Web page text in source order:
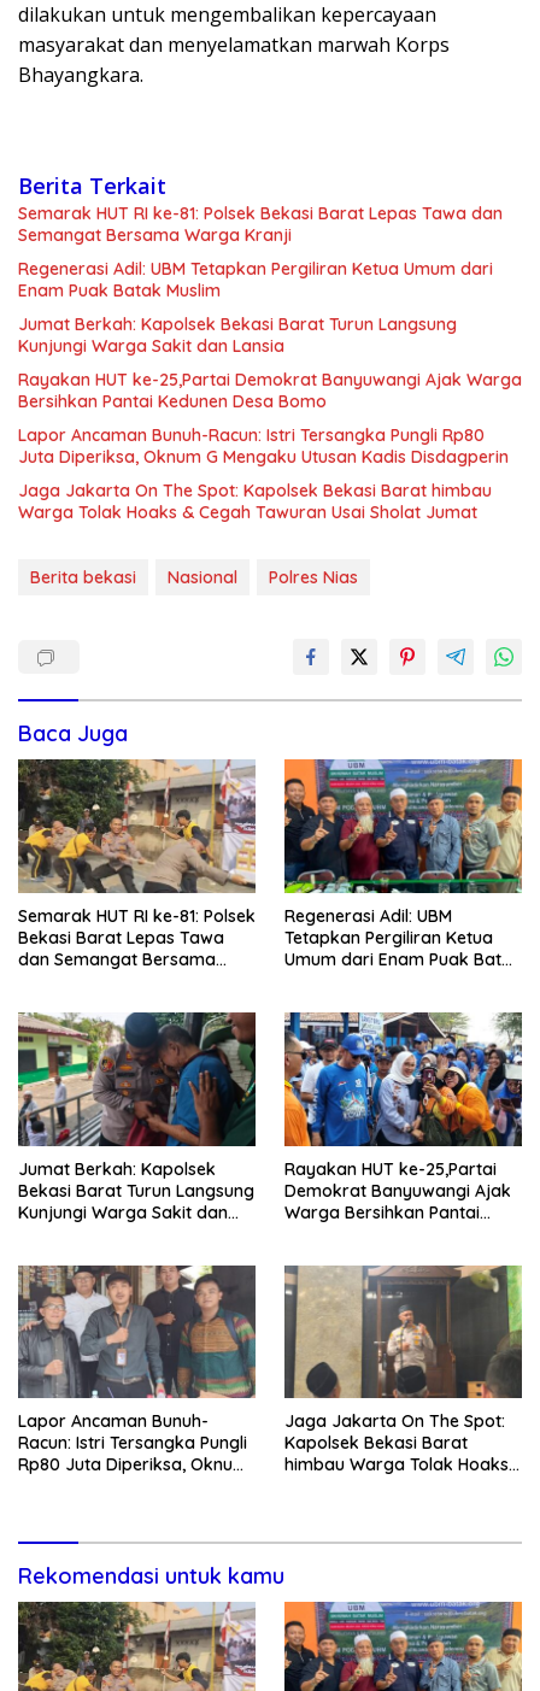
dilakukan untuk mengembalikan kepercayaan
masyarakat dan menyelamatkan marwah Korps
Bhayangkara.
Berita Terkait
Semarak HUT RI ke-81: Polsek Bekasi Barat Lepas Tawa dan
Semangat Bersama Warga Kranji
Regenerasi Adil: UBM Tetapkan Pergiliran Ketua Umum dari
Enam Puak Batak Muslim
Jumat Berkah: Kapolsek Bekasi Barat Turun Langsung
Kunjungi Warga Sakit dan Lansia
Rayakan HUT ke-25,Partai Demokrat Banyuwangi Ajak Warga
Bersihkan Pantai Kedunen Desa Bomo
Lapor Ancaman Bunuh-Racun: Istri Tersangka Pungli Rp80
Juta Diperiksa, Oknum G Mengaku Utusan Kadis Disdagperin
Jaga Jakarta On The Spot: Kapolsek Bekasi Barat himbau
Warga Tolak Hoaks & Cegah Tawuran Usai Sholat Jumat
Berita bekasi Nasional Polres Nias
Baca Juga
Semarak HUT RI ke-81: Polsek
Bekasi Barat Lepas Tawa
dan Semangat Bersama
Regenerasi Adil: UBM
Tetapkan Pergiliran Ketua
Umum dari Enam Puak Batak
Jumat Berkah: Kapolsek
Bekasi Barat Turun Langsung
Kunjungi Warga Sakit dan
Rayakan HUT ke-25,Partai
Demokrat Banyuwangi Ajak
Warga Bersihkan Pantai
Lapor Ancaman Bunuh-
Racun: Istri Tersangka Pungli
Rp80 Juta Diperiksa, Oknum
Jaga Jakarta On The Spot:
Kapolsek Bekasi Barat
himbau Warga Tolak Hoaks
Rekomendasi untuk kamu